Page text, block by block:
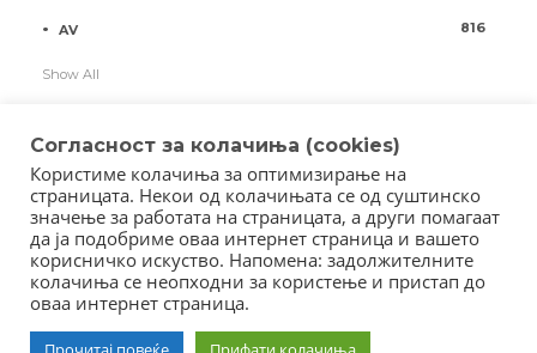
AV 816
Show All
Copyright © 2018 - Member of IAB Macedonia
Member of Clip Media Group / 2017
Согласност за колачиња (cookies)
Користиме колачиња за оптимизирање на
страницата. Некои од колачињата се од суштинско
значење за работата на страницата, а други помагаат
да ја подобриме оваа интернет страница и вашето
корисничко искуство. Напомена: задолжителните
колачиња се неопходни за користење и пристап до
оваа интернет страница.